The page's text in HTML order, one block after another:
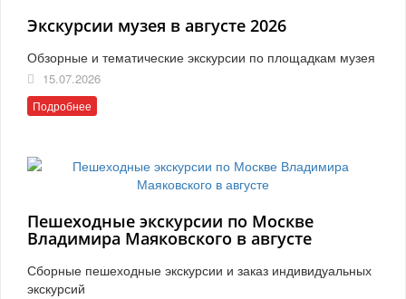
Экскурсии музея в августе 2026
Обзорные и тематические экскурсии по площадкам музея
15.07.2026
Подробнее
Пешеходные экскурсии по Москве
Владимира Маяковского в августе
Сборные пешеходные экскурсии и заказ индивидуальных
экскурсий